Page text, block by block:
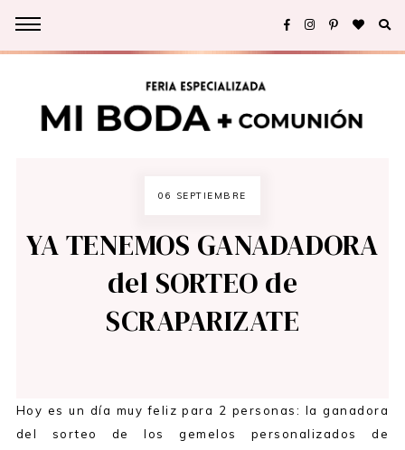
06 SEPTIEMBRE
YA TENEMOS GANADADORA
del SORTEO de
SCRAPARIZATE
Hoy es un día muy feliz para 2 personas: la ganadora
del sorteo de los gemelos personalizados de